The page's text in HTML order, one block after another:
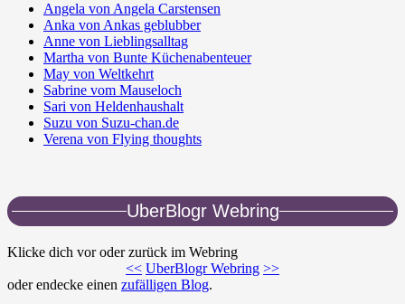
Angela von Angela Carstensen
Anka von Ankas geblubber
Anne von Lieblingsalltag
Martha von Bunte Küchenabenteuer
May von Weltkehrt
Sabrine vom Mauseloch
Sari von Heldenhaushalt
Suzu von Suzu-chan.de
Verena von Flying thoughts
UberBlogr Webring
Klicke dich vor oder zurück im Webring
<< UberBlogr Webring >>
oder endecke einen zufälligen Blog.